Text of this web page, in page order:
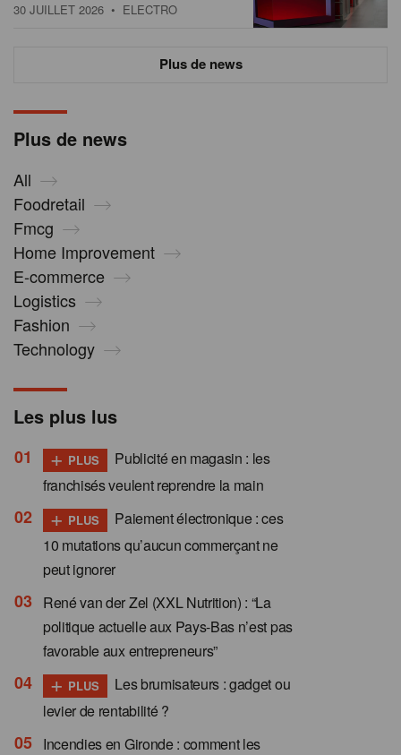
Plus de news
All
Foodretail
Fmcg
Home Improvement
E-commerce
Logistics
Fashion
Technology
30 JUILLET 2026 • ELECTRO
Plus de news
Les plus lus
+ PLUS
Publicité en magasin : les
franchisés veulent reprendre la main
+ PLUS
Paiement électronique : ces
10 mutations qu’aucun commerçant ne
peut ignorer
René van der Zel (XXL Nutrition) : “La
politique actuelle aux Pays-Bas n’est pas
favorable aux entrepreneurs”
+ PLUS
Les brumisateurs : gadget ou
levier de rentabilité ?
Incendies en Gironde : comment les